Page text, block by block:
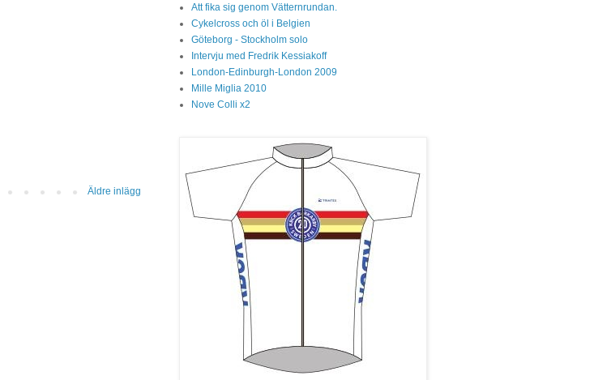
Äldre inlägg
Att fika sig genom Vätternrundan.
Cykelcross och öl i Belgien
Göteborg - Stockholm solo
Intervju med Fredrik Kessiakoff
London-Edinburgh-London 2009
Mille Miglia 2010
Nove Colli x2